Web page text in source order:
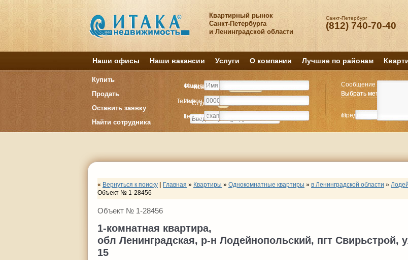
Квартирный рынок
Санкт-Петербурга
и Ленинградской области
Санкт-Петербург
(812) 740-70-40
Наши офисы Наши вакансии Услуги О компании Лучшие по районам
Купить
Продать
Оставить заявку
Найти сотрудника
Комнату
Студия Комнат
Выбрать метро
от
Комнату
Студия Комнат
Выбрать метро
Предпочитаемая цена
Имя
Телефон
E-mail
Сообщение
Фамилия
Имя
Телефон
« Вернуться к поиску Главная » Квартиры » Однокомнатные квартиры » в Ленинградской области »
Объект № 1-28456
Объект № 1-28456
1-комнатная квартира,
обл Ленинградская, р-н Лодейнопольский, пгт Свирьстрой,
15